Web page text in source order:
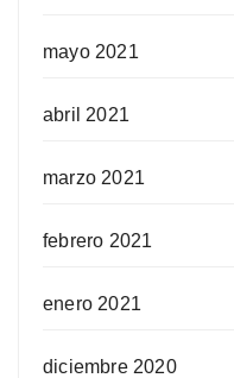
mayo 2021
abril 2021
marzo 2021
febrero 2021
enero 2021
diciembre 2020